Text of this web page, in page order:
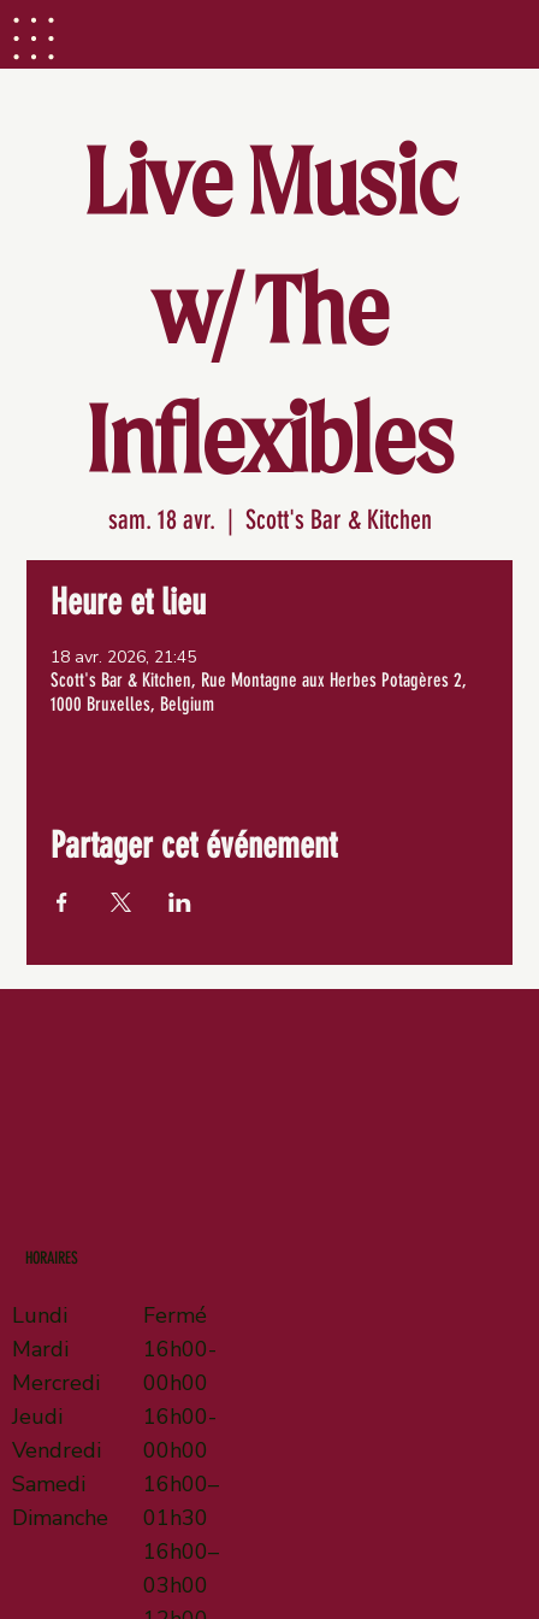
Live Music
w/ The
Inflexibles
sam. 18 avr.
  |
Scott's Bar & Kitchen
Heure et lieu
18 avr. 2026, 21:45
Scott's Bar & Kitchen, Rue Montagne aux Herbes Potagères 2,
1000 Bruxelles, Belgium
Partager cet événement
Lundi
Mardi
Mercredi
Jeudi
Vendredi
Samedi
Dimanche
HORAIRES
Fermé
16h00-
00h00
16h00-
00h00
16h00–
01h30
16h00–
03h00